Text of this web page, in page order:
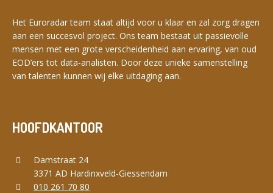
Het Euroradar team staat altijd voor u klaar en zal zorg dragen
aan een succesvol project. Ons team bestaat uit passievolle
mensen met een grote verscheidenheid aan ervaring, van oud
EOD’ers tot data-analisten. Door deze unieke samenstelling
van talenten kunnen wij elke uitdaging aan.
HOOFDKANTOOR
Damstraat 24
3371 AD Hardinxveld-Giessendam
010 261 70 80